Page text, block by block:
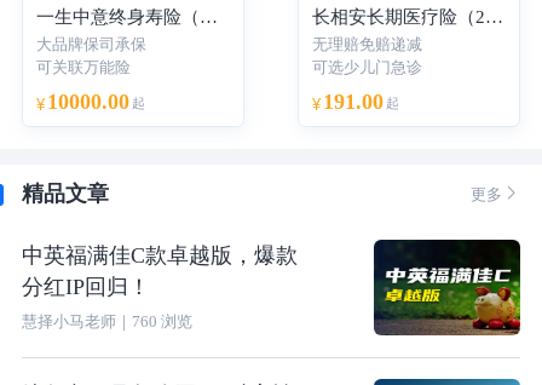
一生中意终身寿险（分红型）-年交
大品牌保司承保
可关联万能险
¥ 10000.00 起
长相安长期医疗险（20年保证续保）—个人版
无理赔免赔递减
可选少儿门急诊
¥ 191.00 起
精品文章 更多 
中英福满佳C款卓越版，爆款
分红IP回归！
慧择小马老师｜ 760 浏览